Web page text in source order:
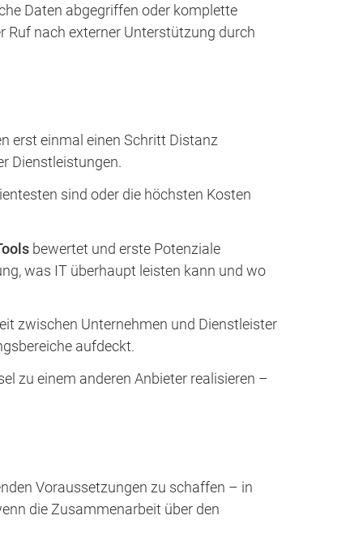
Daten abgegriffen oder komplette
Ruf nach externer Unterstützung durch
erst einmal einen Schritt Distanz
Dienstleistungen.
sind oder die höchsten Kosten
bewertet und erste Potenziale
was IT überhaupt leisten kann und wo
zwischen Unternehmen und Dienstleister
aufdeckt.
zu einem anderen Anbieter realisieren –
Voraussetzungen zu schaffen – in
die Zusammenarbeit über den